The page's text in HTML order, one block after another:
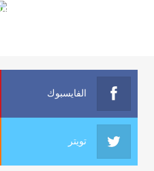
الهياكل الخاضعة
الفايسبوك
تويتر